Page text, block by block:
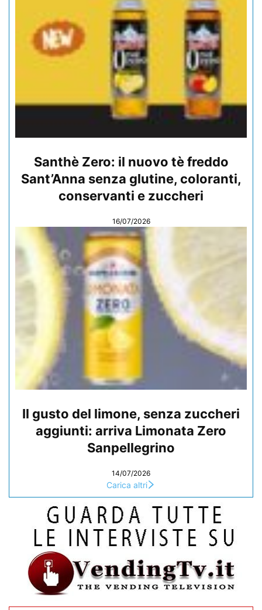
Santhè Zero: il nuovo tè freddo
Sant’Anna senza glutine, coloranti,
conservanti e zuccheri
16/07/2026
Il gusto del limone, senza zuccheri
aggiunti: arriva Limonata Zero
Sanpellegrino
14/07/2026
Carica altri